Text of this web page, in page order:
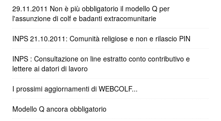
29.11.2011 Non è più obbligatorio il modello Q per
l'assunzione di colf e badanti extracomunitarie
INPS 21.10.2011: Comunità religiose e non e rilascio PIN
INPS : Consultazione on line estratto conto contributivo e
lettere ai datori di lavoro
I prossimi aggiornamenti di WEBCOLF...
Modello Q ancora obbligatorio